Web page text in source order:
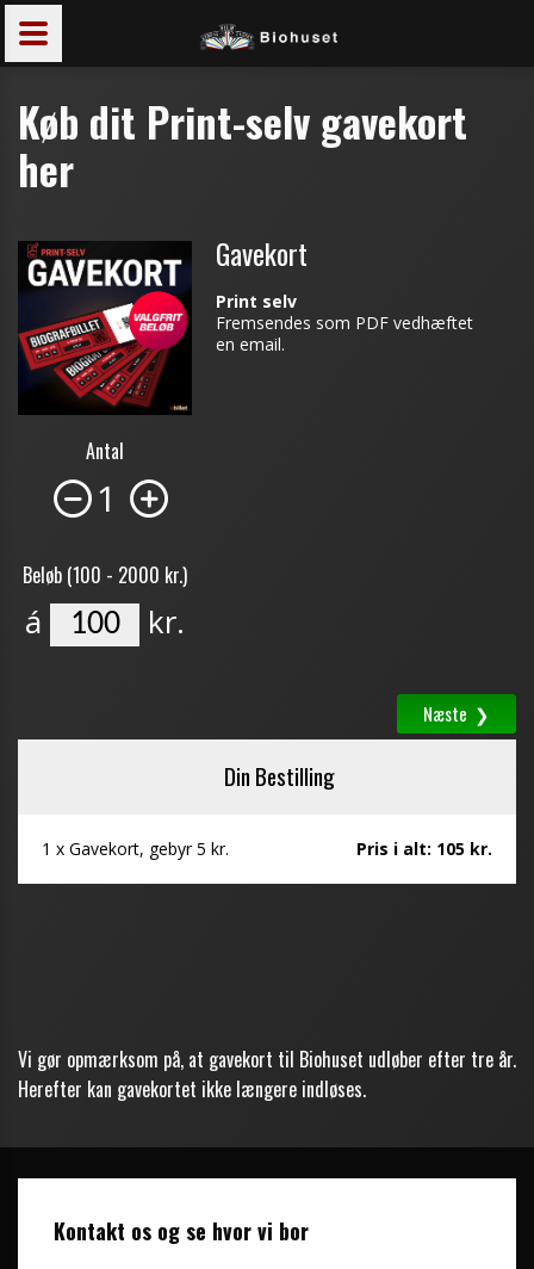
Køb dit Print-selv gavekort
her
Vi gør opmærksom på, at gavekort til Biohuset udløber efter tre år.
Herefter kan gavekortet ikke længere indløses.
Kontakt os og se hvor vi bor